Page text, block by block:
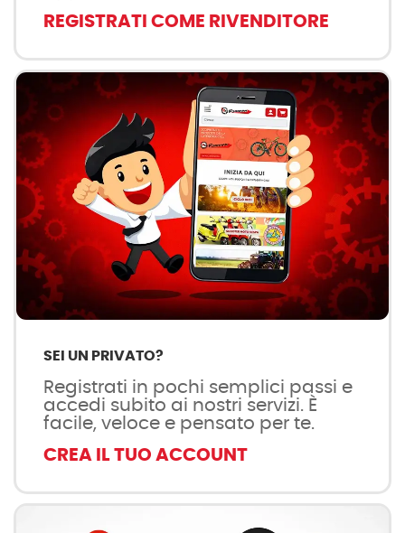
REGISTRATI COME RIVENDITORE
SEI UN PRIVATO?
Registrati in pochi semplici passi e
accedi subito ai nostri servizi. È
facile, veloce e pensato per te.
CREA IL TUO ACCOUNT